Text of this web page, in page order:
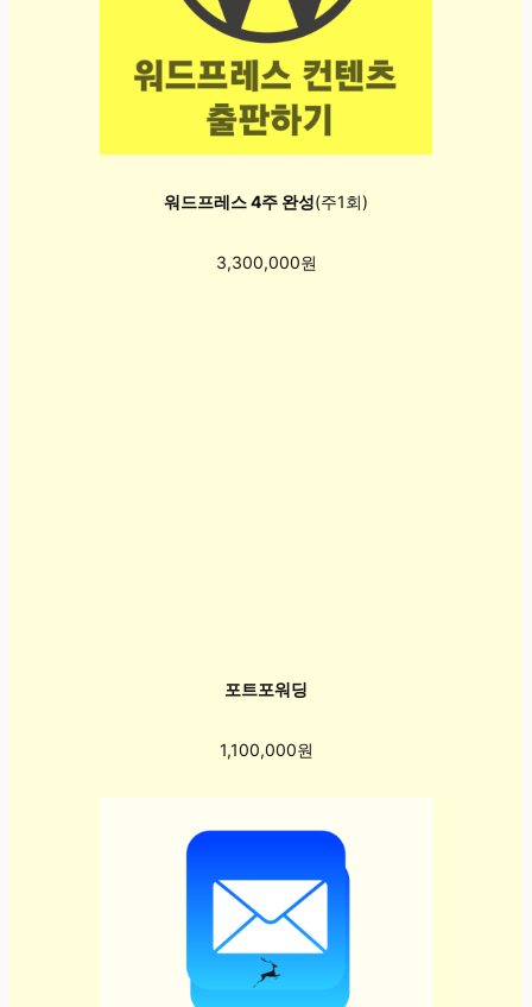
워드프레스 4주 완성(주1회)
3,300,000원
포트포워딩
1,100,000원